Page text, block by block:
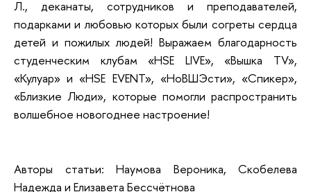
Л., деканаты, сотрудников и преподавателей,
подарками и любовью которых были согреты сердца
детей и пожилых людей! Выражаем благодарность
студенческим клубам «HSE LIVE», «Вышка TV»,
«Кулуар» и «HSE EVENT», «НоВШЭсти», «Спикер»,
«Близкие Люди», которые помогли распространить
волшебное новогоднее настроение!
Авторы статьи: Наумова Вероника, Скобелева
Надежда и Елизавета Бессчётнова